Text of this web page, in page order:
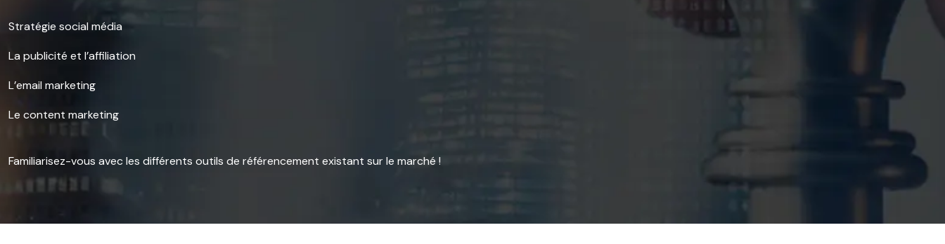
Stratégie social média
La publicité et l’affiliation
L’email marketing
Le content marketing
Familiarisez-vous avec les différents outils de référencement existant sur le marché !